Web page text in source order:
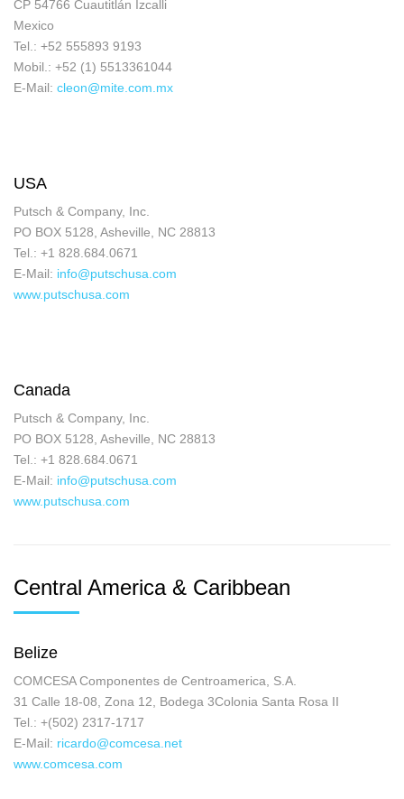
CP 54766 Cuautitlán Izcalli
Mexico
Tel.: +52 555893 9193
Mobil.: +52 (1) 5513361044
E-Mail: cleon@mite.com.mx
USA
Putsch & Company, Inc.
PO BOX 5128, Asheville, NC 28813
Tel.: +1 828.684.0671
E-Mail: info@putschusa.com
www.putschusa.com
Canada
Putsch & Company, Inc.
PO BOX 5128, Asheville, NC 28813
Tel.: +1 828.684.0671
E-Mail: info@putschusa.com
www.putschusa.com
Central America & Caribbean
Belize
COMCESA Componentes de Centroamerica, S.A.
31 Calle 18-08, Zona 12, Bodega 3Colonia Santa Rosa II
Tel.: +(502) 2317-1717
E-Mail: ricardo@comcesa.net
www.comcesa.com